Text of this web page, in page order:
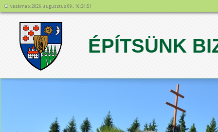
vasárnap, 2026. augusztus 09., 16:34:51
ÉPÍTSÜNK